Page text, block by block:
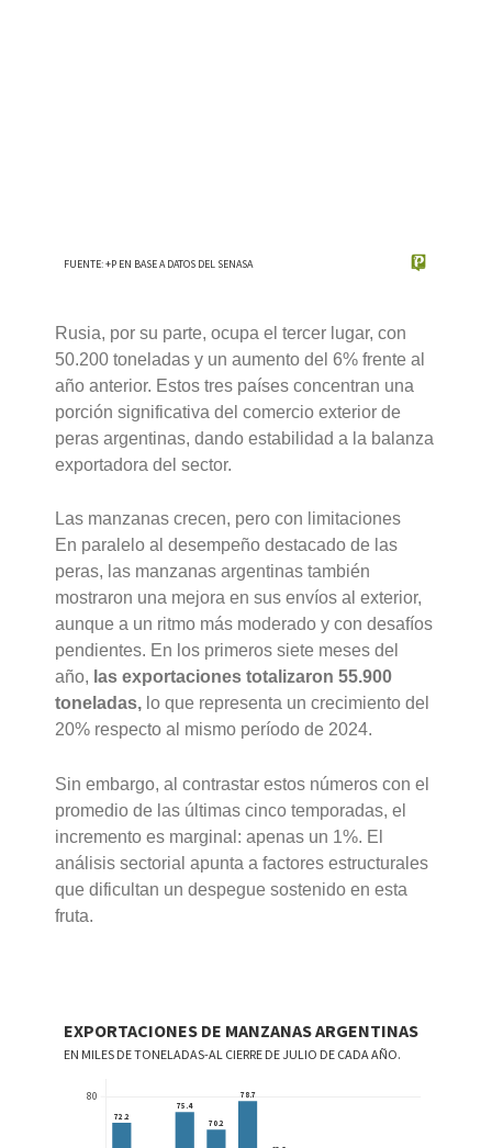
Rusia, por su parte, ocupa el tercer lugar, con
50.200 toneladas y un aumento del 6% frente al
año anterior. Estos tres países concentran una
porción significativa del comercio exterior de
peras argentinas, dando estabilidad a la balanza
exportadora del sector.
Las manzanas crecen, pero con limitaciones
En paralelo al desempeño destacado de las
peras, las manzanas argentinas también
mostraron una mejora en sus envíos al exterior,
aunque a un ritmo más moderado y con desafíos
pendientes. En los primeros siete meses del
año, las exportaciones totalizaron 55.900
toneladas, lo que representa un crecimiento del
20% respecto al mismo período de 2024.
Sin embargo, al contrastar estos números con el
promedio de las últimas cinco temporadas, el
incremento es marginal: apenas un 1%. El
análisis sectorial apunta a factores estructurales
que dificultan un despegue sostenido en esta
fruta.